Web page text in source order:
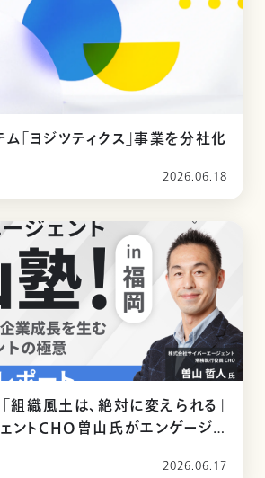
「ヨジツティクス」事業を分社化
2026.06.18
「組織風土は、絶対に変えられる」
ントCHO曽山氏がエンゲージメ
2026.06.17